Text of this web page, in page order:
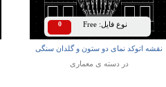
0 نوع فایل: Free
نقشه اتوکد نمای دو ستون و گلدان سنگی
در دسته ی معماری